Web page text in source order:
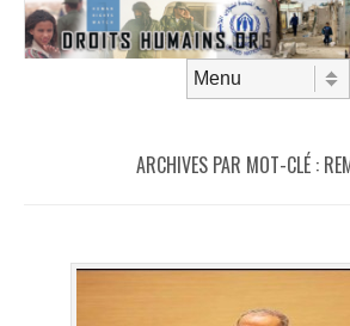
ARCHIVES PAR MOT-CLÉ :